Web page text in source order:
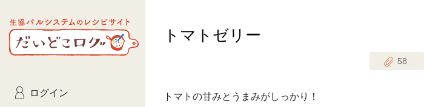
生協パルシステムのレシピ
サイト
だいどこログ
トマトゼリー
58
トマトの甘みとうまみがしっかり！
ログイン
ひとさじのときめき時間
おきらくだ 1歳半からの幼児食
主菜
常備菜・作りおき
コトコト
yumyumいっしょごはん